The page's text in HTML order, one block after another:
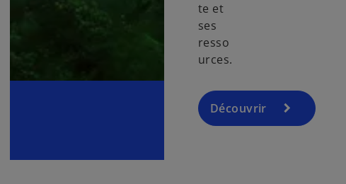
te et
ses
resso
urces.
Découvrir